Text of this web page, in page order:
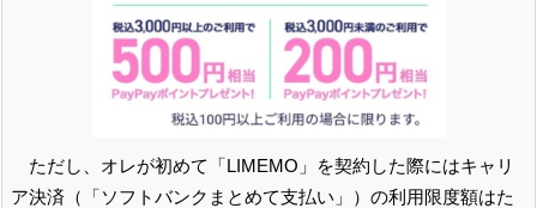
ただし、オレが初めて「LIMEMO」を契約した際にはキャリ
ア決済（「ソフトバンクまとめて支払い」）の利用限度額はた